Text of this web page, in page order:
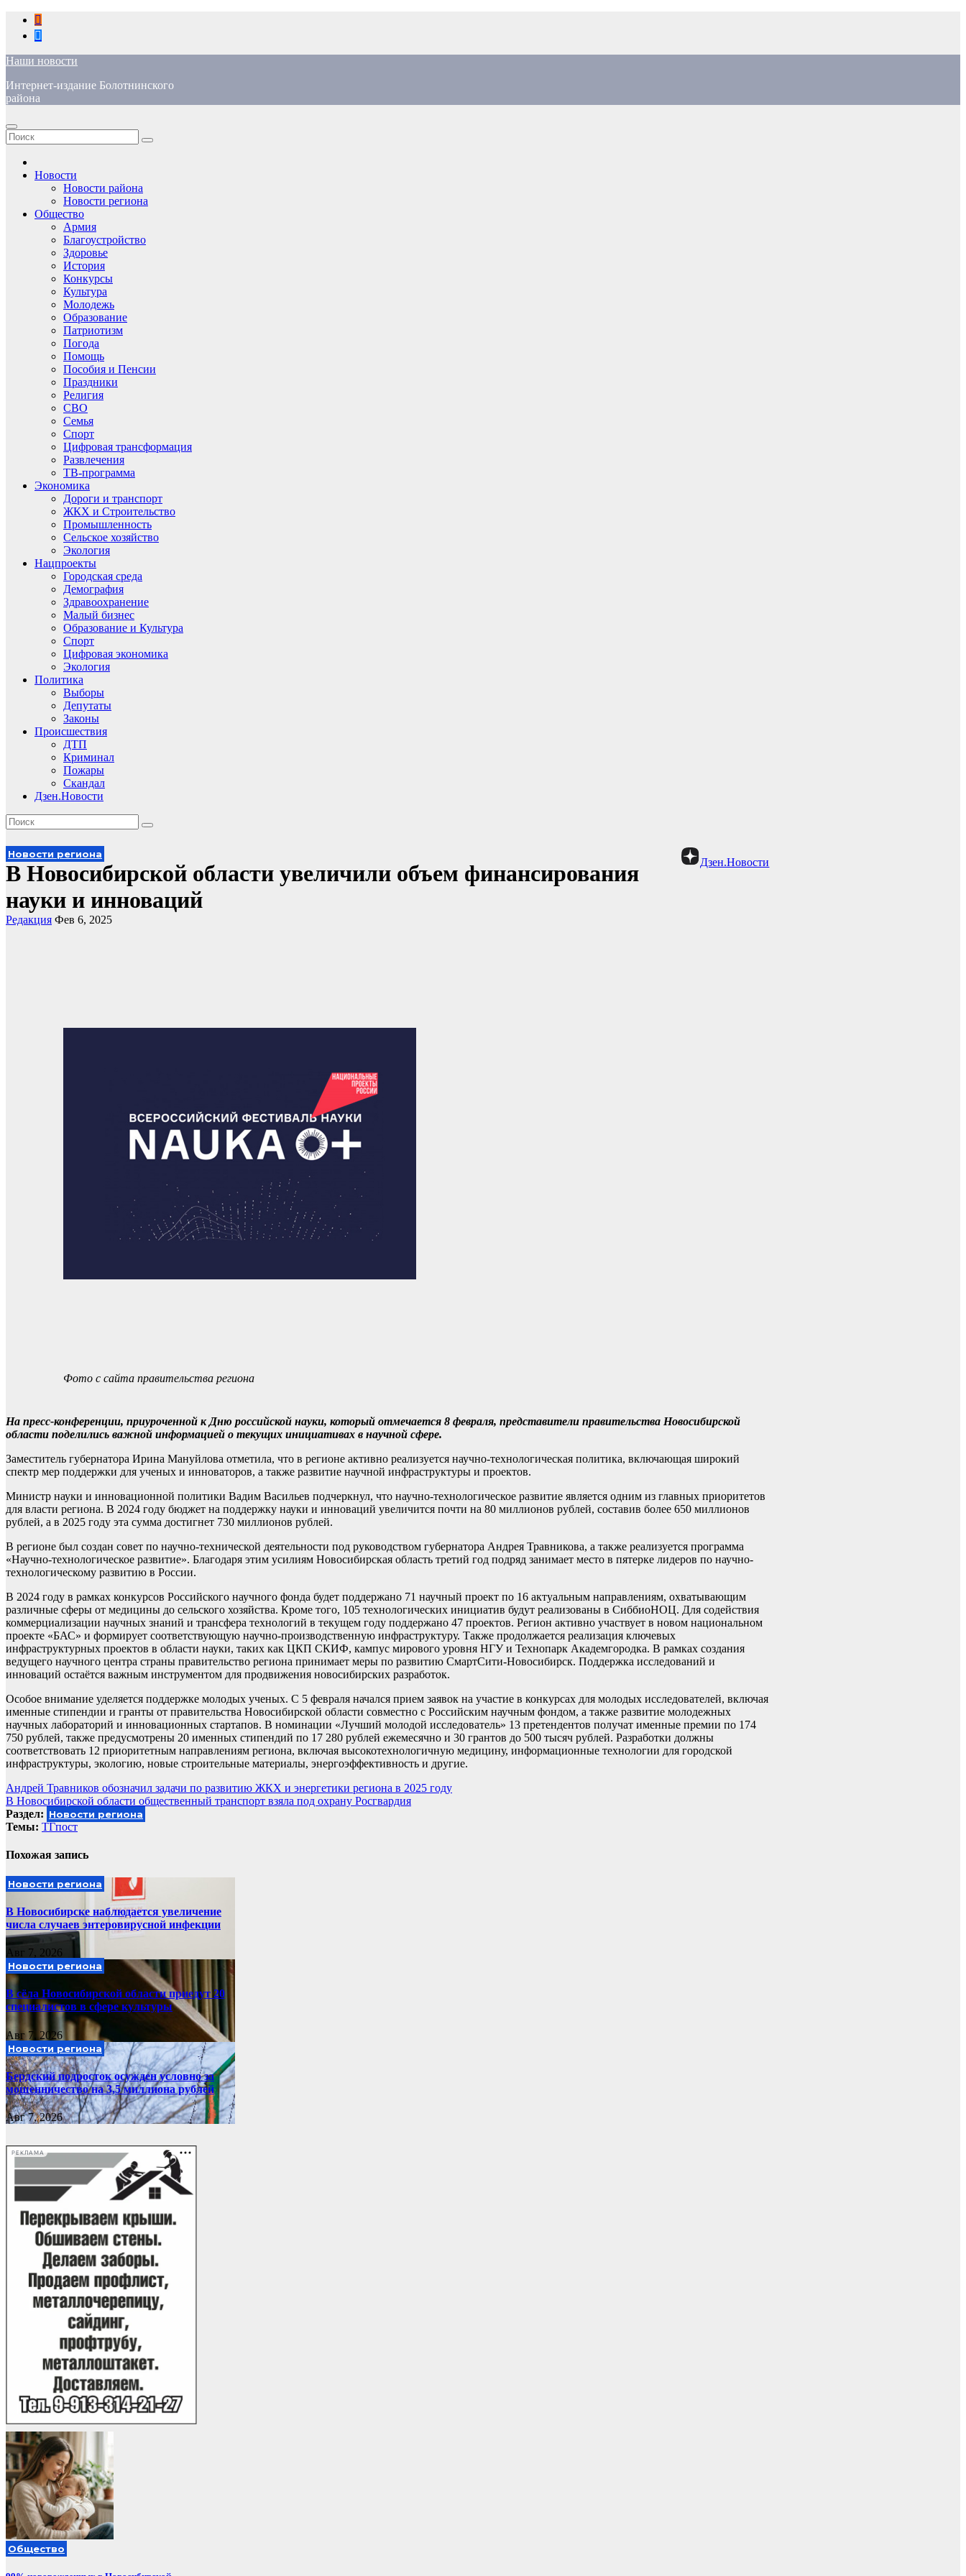
Перейти
содержимому
Наши новости
Интернет-издание Болотнинского
района
Новости
Новости района
Новости региона
Общество
Армия
Благоустройство
Здоровье
История
Конкурсы
Культура
Молодежь
Образование
Патриотизм
Погода
Помощь
Пособия и Пенсии
Праздники
Религия
СВО
Семья
Спорт
Цифровая трансформация
Развлечения
ТВ-программа
Экономика
Дороги и транспорт
ЖКХ и Строительство
Промышленность
Сельское хозяйство
Экология
Нацпроекты
Городская среда
Демография
Здравоохранение
Малый бизнес
Образование и Культура
Спорт
Цифровая экономика
Экология
Политика
Выборы
Депутаты
Законы
Происшествия
ДТП
Криминал
Пожары
Скандал
Дзен.Новости
Дзен.Новости
Новости региона
В Новосибирской области увеличили объем финансирования
науки и инноваций
Редакция Фев 6, 2025
Фото с сайта правительства региона
На пресс-конференции, приуроченной к Дню российской науки, который отмечается 8 февраля, представители правительства Новосибирской
области поделились важной информацией о текущих инициативах в научной сфере.
Заместитель губернатора Ирина Мануйлова отметила, что в регионе активно реализуется научно-технологическая политика, включающая широкий
спектр мер поддержки для ученых и инноваторов, а также развитие научной инфраструктуры и проектов.
Министр науки и инновационной политики Вадим Васильев подчеркнул, что научно-технологическое развитие является одним из главных приоритетов
для власти региона. В 2024 году бюджет на поддержку науки и инноваций увеличится почти на 80 миллионов рублей, составив более 650 миллионов
рублей, а в 2025 году эта сумма достигнет 730 миллионов рублей.
В регионе был создан совет по научно-технической деятельности под руководством губернатора Андрея Травникова, а также реализуется программа
«Научно-технологическое развитие». Благодаря этим усилиям Новосибирская область третий год подряд занимает место в пятерке лидеров по научно-
технологическому развитию в России.
В 2024 году в рамках конкурсов Российского научного фонда будет поддержано 71 научный проект по 16 актуальным направлениям, охватывающим
различные сферы от медицины до сельского хозяйства. Кроме того, 105 технологических инициатив будут реализованы в СиббиоНОЦ. Для содействия
коммерциализации научных знаний и трансфера технологий в текущем году поддержано 47 проектов. Регион активно участвует в новом национальном
проекте «БАС» и формирует соответствующую научно-производственную инфраструктуру. Также продолжается реализация ключевых
инфраструктурных проектов в области науки, таких как ЦКП СКИФ, кампус мирового уровня НГУ и Технопарк Академгородка. В рамках создания
ведущего научного центра страны правительство региона принимает меры по развитию СмартСити-Новосибирск. Поддержка исследований и
инноваций остаётся важным инструментом для продвижения новосибирских разработок.
Особое внимание уделяется поддержке молодых ученых. С 5 февраля начался прием заявок на участие в конкурсах для молодых исследователей, включая
именные стипендии и гранты от правительства Новосибирской области совместно с Российским научным фондом, а также развитие молодежных
научных лабораторий и инновационных стартапов. В номинации «Лучший молодой исследователь» 13 претендентов получат именные премии по 174
750 рублей, также предусмотрены 20 именных стипендий по 17 280 рублей ежемесячно и 30 грантов до 500 тысяч рублей. Разработки должны
соответствовать 12 приоритетным направлениям региона, включая высокотехнологичную медицину, информационные технологии для городской
инфраструктуры, экологию, новые строительные материалы, энергоэффективность и другие.
Навигация
по
записям
Андрей Травников обозначил задачи по развитию ЖКХ и энергетики региона в 2025 году
В Новосибирской области общественный транспорт взяла под охрану Росгвардия
Раздел: Новости региона
Темы: ТГпост
Похожая запись
Новости региона
В Новосибирске наблюдается увеличение
числа случаев энтеровирусной инфекции
Авг 7, 2026
Новости региона
В сёла Новосибирской области приедут 20
специалистов в сфере культуры
Авг 7, 2026
Новости региона
Бердский подросток осужден условно за
мошенничество на 3,5 миллиона рублей
Авг 7, 2026
РЕКЛАМА
Общество